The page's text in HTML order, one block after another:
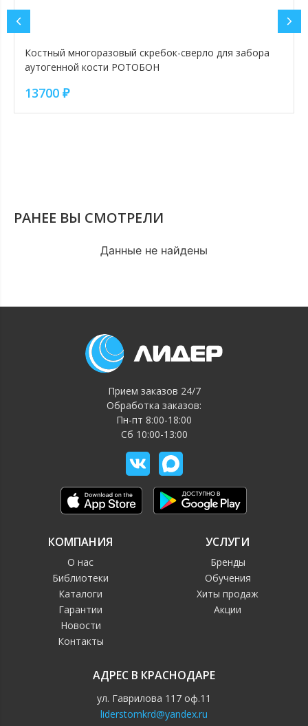
Костный многоразовый скребок-сверло для забора
аутогенной кости РОТОБОН
13700 ₽
РАНЕЕ ВЫ СМОТРЕЛИ
Данные не найдены
Прием заказов 24/7
Обработка заказов:
Пн-пт 8:00-18:00
Сб 10:00-13:00
КОМПАНИЯ
О нас
Библиотеки
Каталоги
Гарантии
Новости
Контакты
УСЛУГИ
Бренды
Обучения
Хиты продаж
Акции
АДРЕС В КРАСНОДАРЕ
ул. Гаврилова 117 оф.11
liderstomkrd@yandex.ru